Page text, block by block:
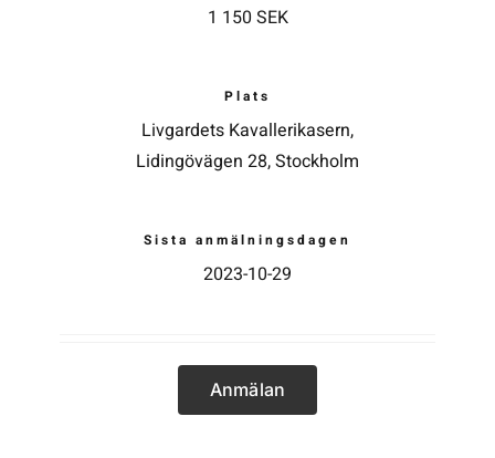
Profilprodukter
Nyheter,
Dokument &
protokoll
1 150 SEK
Plats
Livgardets Kavallerikasern,
Lidingövägen 28, Stockholm
Sista anmälningsdagen
2023-10-29
Anmälan